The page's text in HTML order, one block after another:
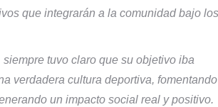
que integrarán a la comunidad bajo los
tuvo claro que su objetivo iba
verdadera cultura deportiva, fomentando
un impacto social real y positivo.